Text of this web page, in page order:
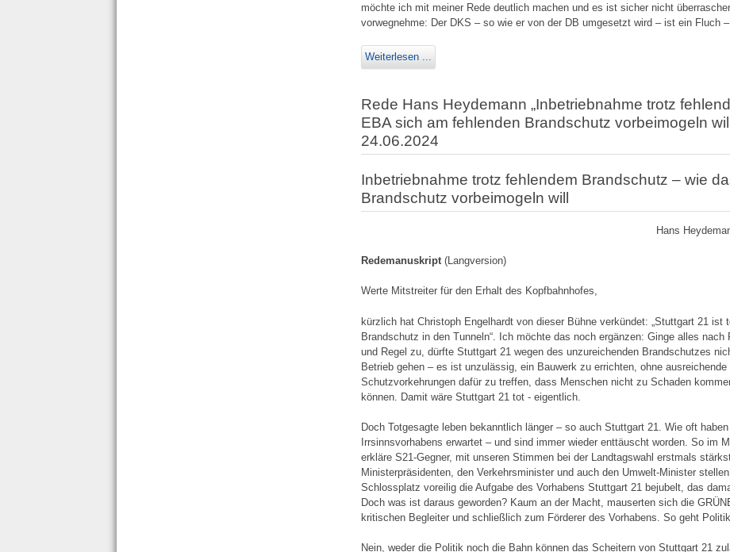
möchte ich mit meiner Rede deutlich machen und es ist sicher nicht
vorwegnehme: Der DKS – so wie er von der DB umgesetzt wird – ist ein Fluch
Weiterlesen ...
Rede Hans Heydemann „Inbetriebnahme trotz
EBA sich am fehlenden Brandschutz vorbeimogeln
24.06.2024
Inbetriebnahme trotz fehlendem Brandschutz – wie
Brandschutz vorbeimogeln will
Hans
Redemanuskript(Langversion)
Werte Mitstreiter für den Erhalt des Kopfbahnhofes,
kürzlich hat Christoph Engelhardt von dieser Bühne verkündet: „Stuttgart 21 ist
Brandschutz in den Tunneln“. Ich möchte das noch ergänzen: Ginge alles nach
und Regel zu, dürfte Stuttgart 21 wegen des unzureichenden Brandschutzes
Betrieb gehen – es ist unzulässig, ein Bauwerk zu errichten, ohne ausreichende
Schutzvorkehrungen dafür zu treffen, dass Menschen nicht zu Schaden
können. Damit wäre Stuttgart 21 tot - eigentlich.
Doch Totgesagte leben bekanntlich länger – so auch Stuttgart 21. Wie oft
Irrsinnsvorhabens erwartet – und sind immer wieder enttäuscht worden. So im
erkläre S21-Gegner, mit unseren Stimmen bei der Landtagswahl erstmals
Ministerpräsidenten, den Verkehrsminister und auch den Umwelt-Minister
Schlossplatz voreilig die Aufgabe des Vorhabens Stuttgart 21 bejubelt, das
Doch was ist daraus geworden? Kaum an der Macht, mauserten sich die
kritischen Begleiter und schließlich zum Förderer des Vorhabens. So geht
Nein, weder die Politik noch die Bahn können das Scheitern von Stuttgart 21